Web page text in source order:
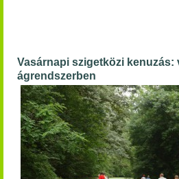
Vasárnapi szigetközi kenuzás:
ágrendszerben